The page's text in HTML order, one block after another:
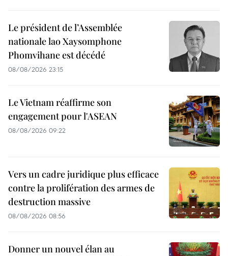
Le président de l’Assemblée
nationale lao Xaysomphone
Phomvihane est décédé
08/08/2026 23:15
Le Vietnam réaffirme son
engagement pour l'ASEAN
08/08/2026 09:22
Vers un cadre juridique plus efficace
contre la prolifération des armes de
destruction massive
08/08/2026 08:56
Donner un nouvel élan au